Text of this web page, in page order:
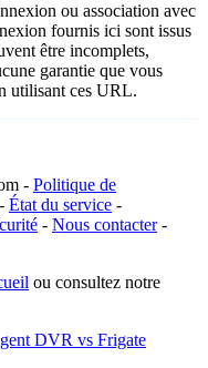
ou association avec
fournis ici sont issus
être incomplets,
garantie que vous
utilisant ces URL.
- Politique de
- État du service -
- Nous contacter-
ou consultez notre
DVR vs Frigate